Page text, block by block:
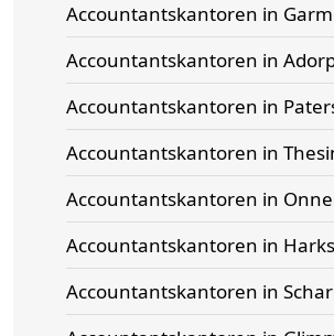
Accountantskantoren in
Accountantskantoren in
Accountantskantoren in
Accountantskantoren in
Accountantskantoren in
Accountantskantoren in
Accountantskantoren in